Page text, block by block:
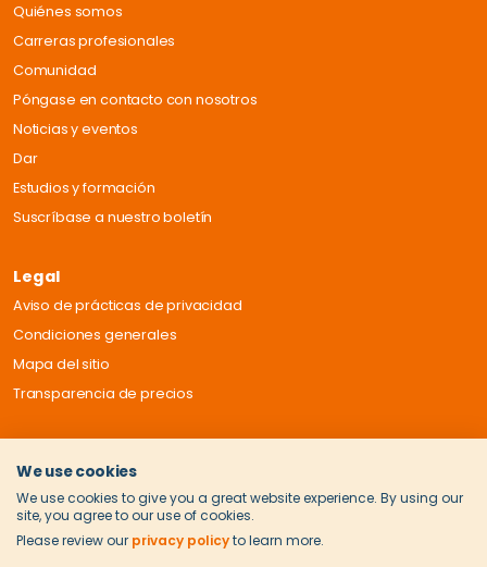
Quiénes somos
Carreras profesionales
Comunidad
Póngase en contacto con nosotros
Noticias y eventos
Dar
Estudios y formación
Suscríbase a nuestro boletín
Legal
Aviso de prácticas de privacidad
Condiciones generales
Mapa del sitio
Transparencia de precios
We use cookies
We use cookies to give you a great website experience. By using our
site, you agree to our use of cookies.
Please review our privacy policyto learn more.